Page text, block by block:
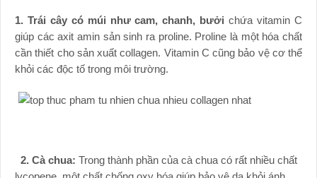
1. Trái cây có múi như cam, chanh, bưởichứa vitamin C
giúp các axit amin sản sinh ra proline. Proline là một hóa chất
cần thiết cho sản xuất collagen. Vitamin C cũng bảo vệ cơ thể
khỏi các độc tố trong môi trường.
2. Cà chua: Trong thành phần của cà chua có rất nhiều chất